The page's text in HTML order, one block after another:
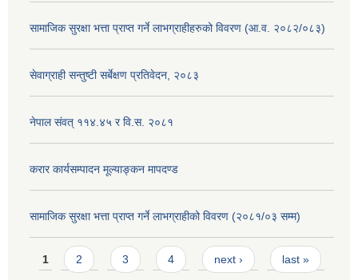
सामाजिक सुरक्षा भत्ता प्राप्त गर्ने लाभग्राहीहरुको विवरण (आ.व. २०८२/०८३)
सेवाग्राही सन्तुष्टी सर्बेक्षण प्रतिवेदन, २०८३
नेपाल संवत् ११४.४५ र वि.स. २०८१
करार कार्यसम्पादन मूल्याङ्कन मापदण्ड
सामाजिक सुरक्षा भत्ता प्राप्त गर्ने लाभग्राहीको विवरण (२०८१/०३ सम्म)
Pages
1 2 3 4 next › last »